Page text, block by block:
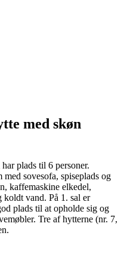
med skøn
plads til 6 personer.
sovesofa, spiseplads og
kaffemaskine elkedel,
koldt vand. På 1. sal er
plads til at opholde sig og
Tre af hytterne (nr. 7,